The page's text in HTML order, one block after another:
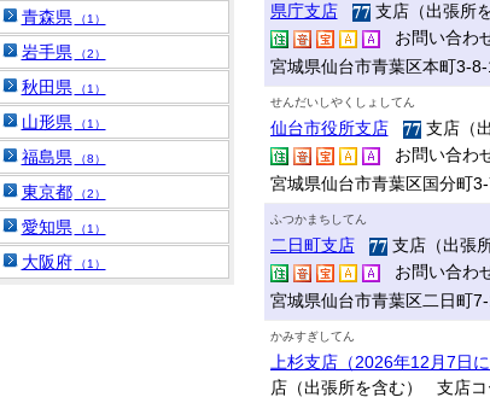
県庁支店
支店（出張所
お問い合わ
宮城県仙台市青葉区本町3-8-
せんだいしやくしょしてん
仙台市役所支店
支店（
お問い合わ
宮城県仙台市青葉区国分町3-
ふつかまちしてん
二日町支店
支店（出張
お問い合わ
宮城県仙台市青葉区二日町
かみすぎしてん
上杉支店（2026年12月7日
店（出張所を含む） 支店コ
青森県 （1）
岩手県 （2）
秋田県 （1）
山形県 （1）
福島県 （8）
東京都 （2）
愛知県 （1）
大阪府 （1）